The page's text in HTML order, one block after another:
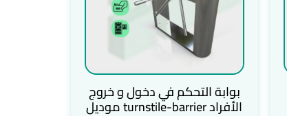
بوابة التحكم في دخول و خروج
الأفراد turnstile-barrier موديل